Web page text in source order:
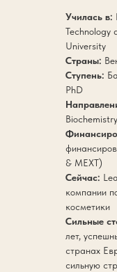
Училась в:
Technology
University
Страны:
Ступень:
PhD
Biochemistry
& MEXT)
Сейчас:
компании
косметики
Сильные
лет,
странах
сильную